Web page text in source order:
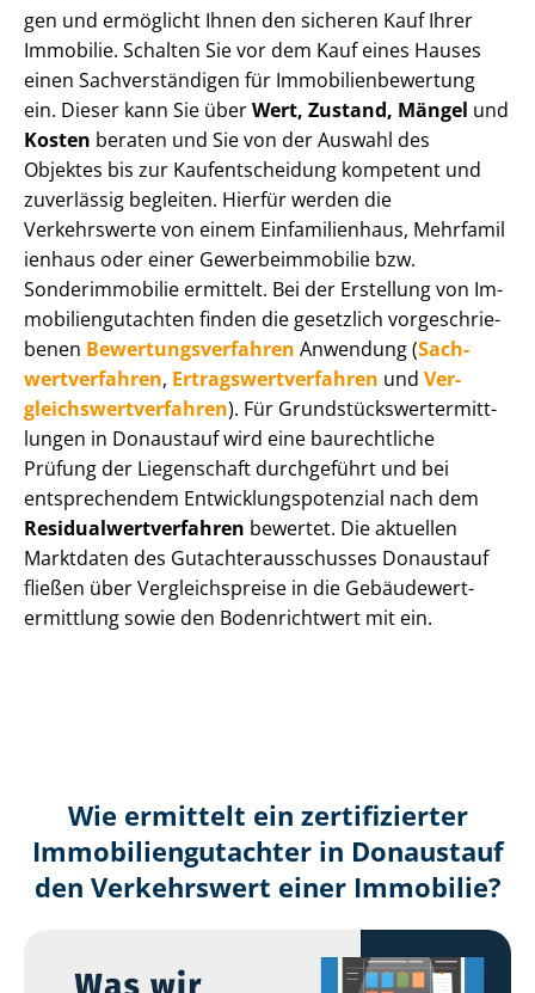
gen und ermöglicht Ihnen den sicheren Kauf Ihrer
Immobilie. Schalten Sie vor dem Kauf eines Hauses
einen Sach­ver­stän­di­gen für Im­mo­bi­li­en­be­wer­tung
ein. Dieser kann Sie überWert, Zustand, Mängel und
Kosten beraten und Sie von der Auswahl des
Objektes bis zur Kauf­ent­schei­dung kompetent und
zuverlässig begleiten. Hierfür werden die
Verkehrswerte von einem Einfamilienhaus, Mehr­fa­mi­l
i­en­haus oder einer Ge­wer­be­im­mo­bi­lie bzw.
Sonderimmobilie ermittelt. Bei der Erstellung von Im­
mo­bi­li­en­gut­ach­ten finden die gesetzlich vor­ge­schrie­
be­nen Be­wer­tungs­ver­fah­ren Anwendung (Sach­
wert­ver­fah­ren, Er­trags­wert­ver­fah­ren und Ver­
gleichs­wert­ver­fah­ren). Für Grund­stücks­wert­ermitt­
lun­gen in Donaustauf wird eine baurechtliche
Prüfung der Liegenschaft durchgeführt und bei
entsprechendem Ent­wick­lungs­po­ten­zi­al nach dem
Re­si­du­al­wert­ver­fah­ren bewertet. Die aktuellen
Marktdaten des Gut­ach­ter­aus­schus­ses Donaustauf
fließen über Ver­gleichs­prei­se in die Ge­bäu­de­wert­
ermitt­lung sowie den Bodenrichtwert mit ein.
Wie ermittelt ein zertifizierter
Immobilien­gutachter in Donaustauf
den Verkehrswert einer Immobilie?